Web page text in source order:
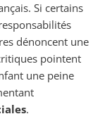
Si certains
dénoncent une
pointent
une peine
.